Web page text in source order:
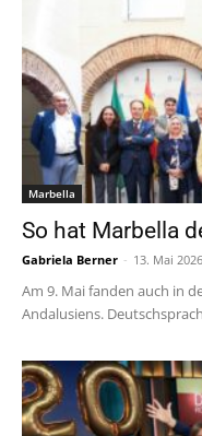
Marbella
So hat Marbella
Gabriela Berner - 13. Mai 2026
Am 9. Mai fanden auch in
Andalusiens.